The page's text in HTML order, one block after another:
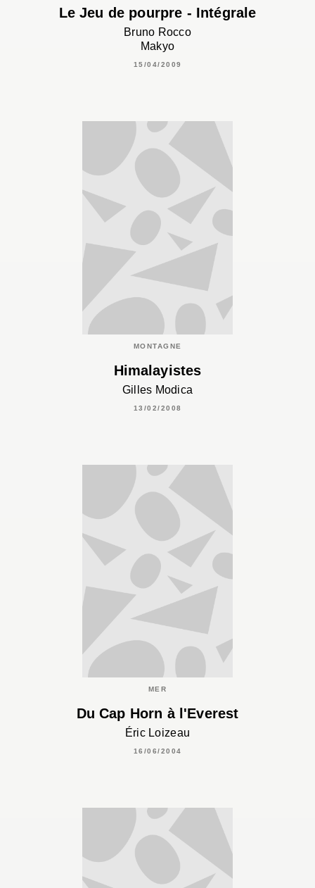
Le Jeu de pourpre - Intégrale
Bruno Rocco
Makyo
15/04/2009
MONTAGNE
Himalayistes
Gilles Modica
13/02/2008
MER
Du Cap Horn à l'Everest
Éric Loizeau
16/06/2004